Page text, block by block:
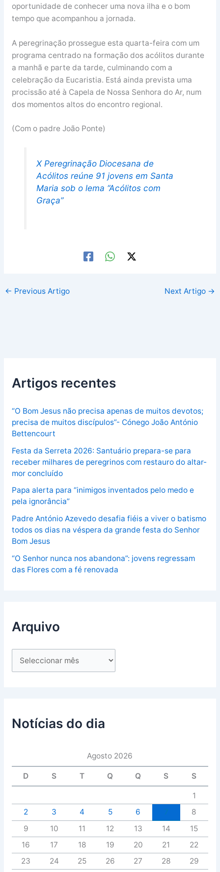
oportunidade de conhecer uma nova ilha e o bom
tempo que acompanhou a jornada.
A peregrinação prossegue esta quarta-feira com um
programa centrado na formação dos acólitos durante
a manhã e parte da tarde, culminando com a
celebração da Eucaristia. Está ainda prevista uma
procissão até à Capela de Nossa Senhora do Ar, num
dos momentos altos do encontro regional.
(Com o padre João Ponte)
X Peregrinação Diocesana de
Acólitos reúne 91 jovens em Santa
Maria sob o lema “Acólitos com
Graça”
← Previous Artigo Next Artigo →
Artigos recentes
“O Bom Jesus não precisa apenas de muitos devotos;
precisa de muitos discípulos”- Cónego João António
Bettencourt
Festa da Serreta 2026: Santuário prepara-se para
receber milhares de peregrinos com restauro do altar-
mor concluído
Papa alerta para “inimigos inventados pelo medo e
pela ignorância”
Padre António Azevedo desafia fiéis a viver o batismo
todos os dias na véspera da grande festa do Senhor
Bom Jesus
“O Senhor nunca nos abandona”: jovens regressam
das Flores com a fé renovada
Arquivo
Notícias do dia
Agosto 2026
D S T Q Q S S
1
2
3 4 5 6
8
9
10 11 12 13 14
15
16
17 18 19 20 21
22
23
24 25 26 27 28
29